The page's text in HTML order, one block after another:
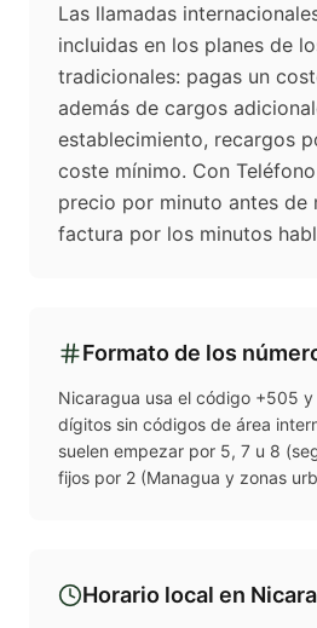
Las llamadas
incluidas en los planes de
tradicionales: pagas un
además de cargos
establecimiento, recargos
coste mínimo. Con
precio por minuto antes de
factura por los minutos
Formato de los
Nicaragua usa el código +505 y
dígitos sin códigos de área
suelen empezar por 5, 7 u 8
fijos por 2 (Managua y zonas
Horario local en